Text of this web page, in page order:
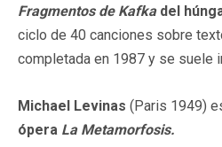
Fragmentos de Kafkadel
ciclo de 40 canciones sobre
completada en 1987 y se suele
Michael Levinas (Paris 1949)
ópera La Metamorfosis.